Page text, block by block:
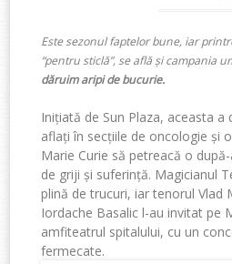
Este sezonul faptelor bune, iar
“pentru sticlă”, se află și campania
dăruim aripi de bucurie.
Inițiată de Sun Plaza, aceasta
aflați în secțiile de oncologie și
Marie Curie să petreacă o
de griji și suferință. Magicianul
plină de trucuri, iar tenorul Vlad
Iordache Basalic l-au invitat pe
amfiteatrul spitalului, cu un
fermecate.